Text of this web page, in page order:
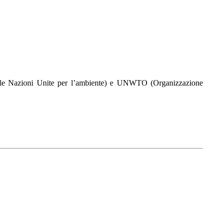
Nazioni Unite per l’ambiente) e UNWTO (Organizzazione